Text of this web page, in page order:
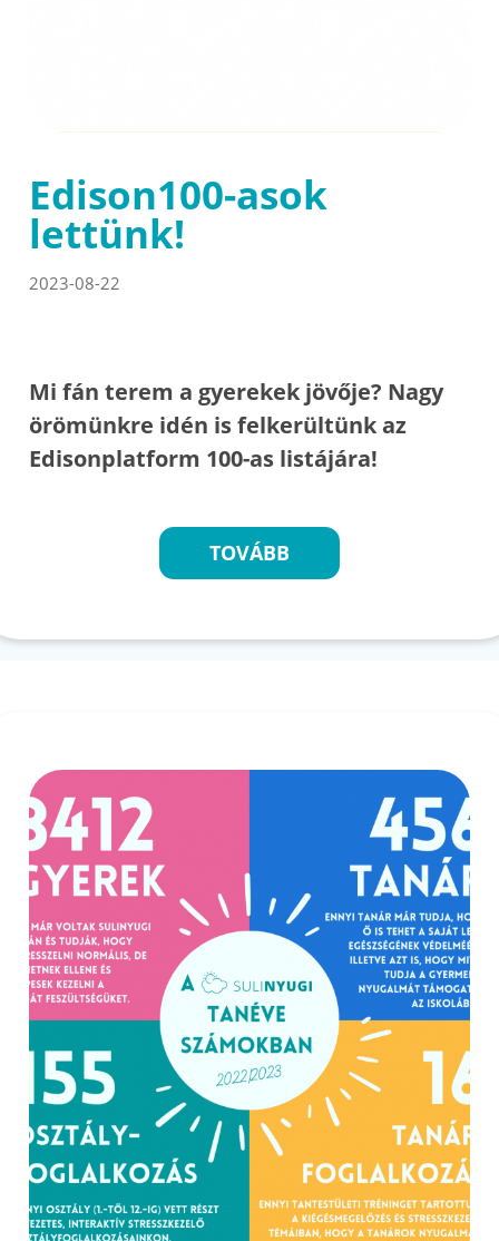
Edison100-asok
lettünk!
2023-08-22
Mi fán terem a gyerekek jövője? Nagy
örömünkre idén is felkerültünk az
Edisonplatform 100-as listájára!
TOVÁBB